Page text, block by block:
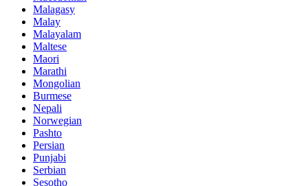
Malagasy
Malay
Malayalam
Maltese
Maori
Marathi
Mongolian
Burmese
Nepali
Norwegian
Pashto
Persian
Punjabi
Serbian
Sesotho